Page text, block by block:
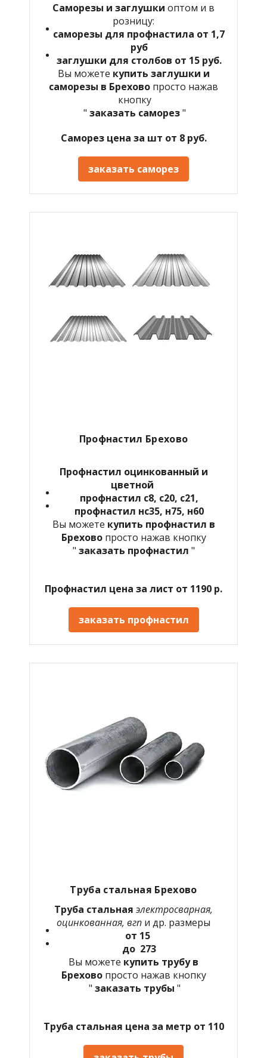
Саморезы и заглушки оптом и в
розницу:
саморезы для профнастила от 1,7
руб
заглушки для столбов от 15 руб.
Вы можете купить заглушки и
саморезы в Брехово просто нажав
кнопку
" заказать саморез"
Саморез цена за шт от 8 руб.
заказать саморез
Профнастил Брехово
Профнастил оцинкованный и
цветной
профнастил с8, с20, с21,
профнастил нс35, н75, н60
Вы можете купить профнастил в
Брехово просто нажав кнопку
" заказать профнастил "
Профнастил цена за лист от 1190 р.
заказать профнастил
Труба стальная Брехово
Труба стальная электросварная,
оцинкованная, вгп и др. размеры
от 15
до 273
Вы можете купить трубу в
Брехово просто нажав кнопку
" заказать трубы "
Труба стальная цена за метр от 110